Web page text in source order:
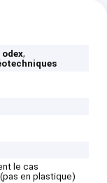
odex,
le cas
en plastique)